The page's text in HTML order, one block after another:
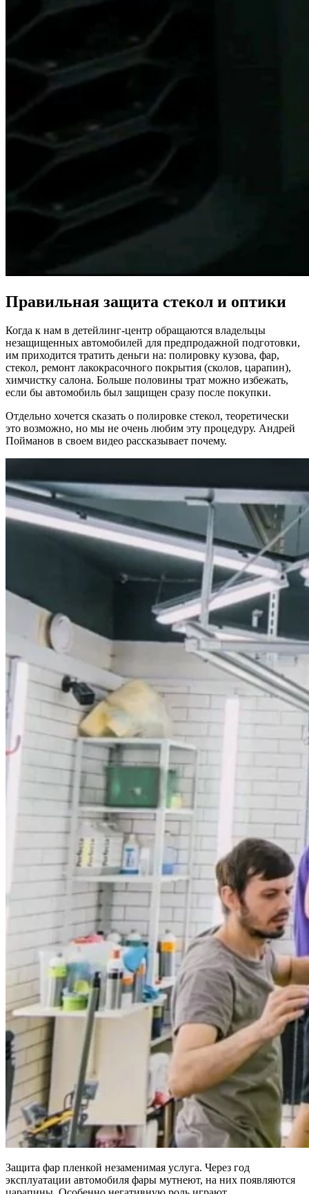
Правильная защита стекол и оптики
Когда к нам в детейлинг-центр обращаются владельцы
незащищенных автомобилей для предпродажной подготовки,
им приходится тратить деньги на: полировку кузова, фар,
стекол, ремонт лакокрасочного покрытия (сколов, царапин),
химчистку салона. Больше половины трат можно избежать,
если бы автомобиль был защищен сразу после покупки.
Отдельно хочется сказать о полировке стекол, теоретически
это возможно, но мы не очень любим эту процедуру. Андрей
Пойманов в своем видео рассказывает почему.
Защита фар пленкой незаменимая услуга. Через год
эксплуатации автомобиля фары мутнеют, на них появляются